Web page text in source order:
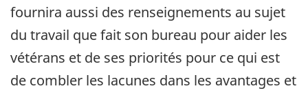
fournira aussi des renseignements au sujet
du travail que fait son bureau pour aider les
vétérans et de ses priorités pour ce qui est
de combler les lacunes dans les avantages et